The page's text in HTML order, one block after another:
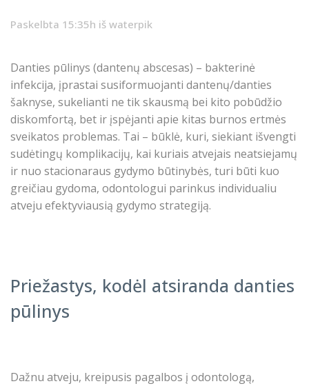
Paskelbta 15:35h iš waterpik
Danties pūlinys (dantenų abscesas) – bakterinė
infekcija, įprastai susiformuojanti dantenų/danties
šaknyse, sukelianti ne tik skausmą bei kito pobūdžio
diskomfortą, bet ir įspėjanti apie kitas burnos ertmės
sveikatos problemas. Tai – būklė, kuri, siekiant išvengti
sudėtingų komplikacijų, kai kuriais atvejais neatsiejamų
ir nuo stacionaraus gydymo būtinybės, turi būti kuo
greičiau gydoma, odontologui parinkus individualiu
atveju efektyviausią gydymo strategiją.
Priežastys, kodėl atsiranda danties
pūlinys
Dažnu atveju, kreipusis pagalbos į odontologą,